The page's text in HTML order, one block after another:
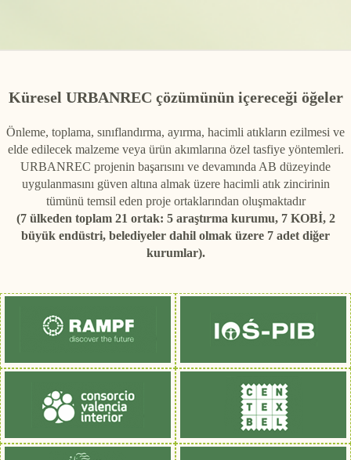
Küresel URBANREC çözümünün içereceği öğeler
Önleme, toplama, sınıflandırma, ayırma, hacimli atıkların ezilmesi ve
elde edilecek malzeme veya ürün akımlarına özel tasfiye yöntemleri.
URBANREC projenin başarısını ve devamında AB düzeyinde
uygulanmasını güven altına almak üzere hacimli atık zincirinin
tümünü temsil eden proje ortaklarından oluşmaktadır
(7 ülkeden toplam 21 ortak: 5 araştırma kurumu, 7 KOBİ, 2
büyük endüstri, belediyeler dahil olmak üzere 7 adet diğer
kurumlar).